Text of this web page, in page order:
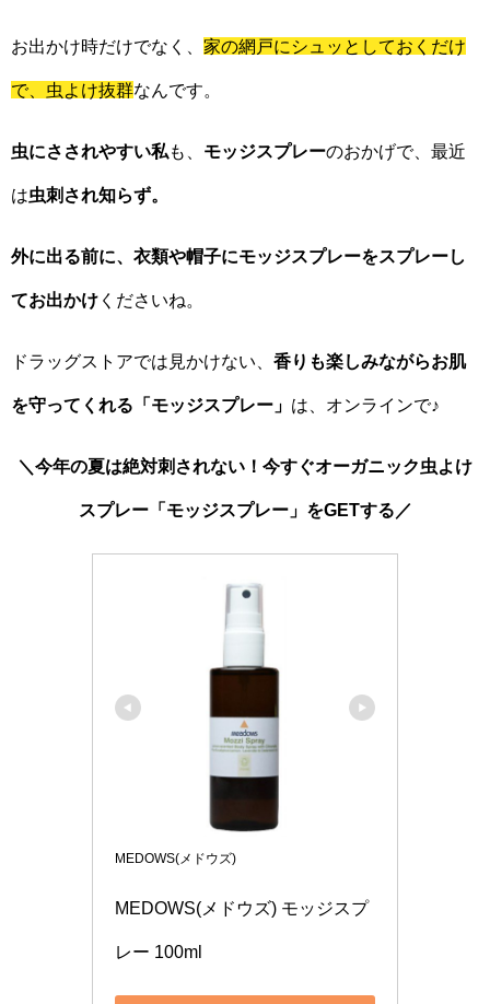
お出かけ時だけでなく、 家の網戸にシュッとしておくだけ
で、虫よけ抜群なんです。
虫にさされやすい私も、 モッジスプレーのおかげで、最近
は虫刺され知らず。
外に出る前に、衣類や帽子にモッジスプレーをスプレーし
てお出かけ くださいね。
ドラッグストアでは見かけない、 香りも楽しみながらお肌
を守ってくれる「 モッジスプレー 」 は、オンラインで♪
＼今年の夏は絶対刺されない！今すぐオーガニック虫よけ
スプレー「 モッジスプレー」をGETする／
MEDOWS(メドウズ)
MEDOWS(メドウズ) モッジスプ
レー 100ml